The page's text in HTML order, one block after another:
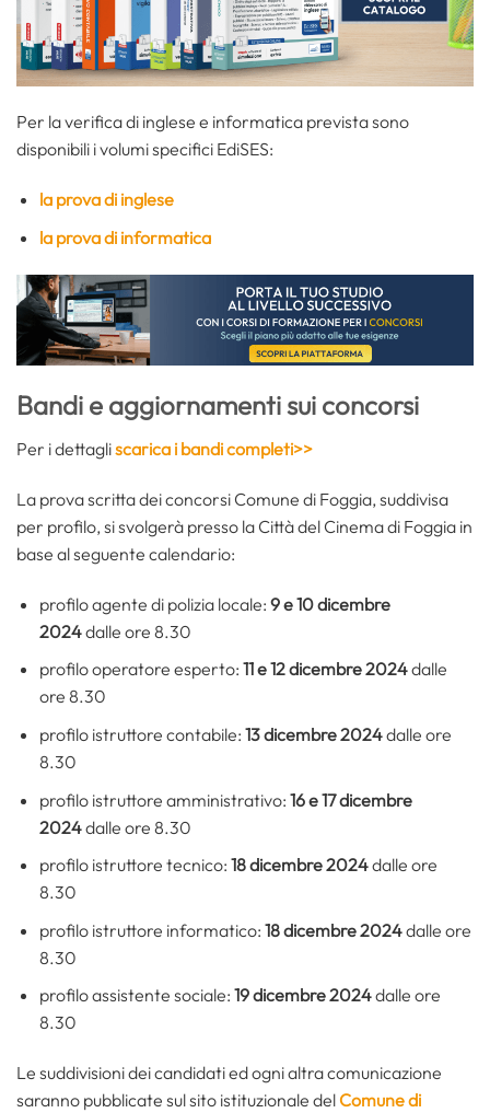
Per la verifica di inglese e informatica prevista sono
disponibili i volumi specifici EdiSES:
la prova di inglese
la prova di informatica
Bandi e aggiornamenti sui concorsi
Per i dettagliscarica i bandi completi>>
La prova scritta dei concorsi Comune di Foggia, suddivisa
per profilo, si svolgerà presso la Città del Cinema di Foggia in
base al seguente calendario:
profilo agente di polizia locale: 9 e 10 dicembre
2024dalle ore 8.30
profilo operatore esperto: 11 e 12 dicembre 2024dalle
ore 8.30
profilo istruttore contabile: 13 dicembre 2024dalle ore
8.30
profilo istruttore amministrativo: 16 e 17 dicembre
2024dalle ore 8.30
profilo istruttore tecnico: 18 dicembre 2024dalle ore
8.30
profilo istruttore informatico: 18 dicembre 2024dalle ore
8.30
profilo assistente sociale: 19 dicembre 2024dalle ore
8.30
Le suddivisioni dei candidati ed ogni altra comunicazione
saranno pubblicate sul sito istituzionale delComune di